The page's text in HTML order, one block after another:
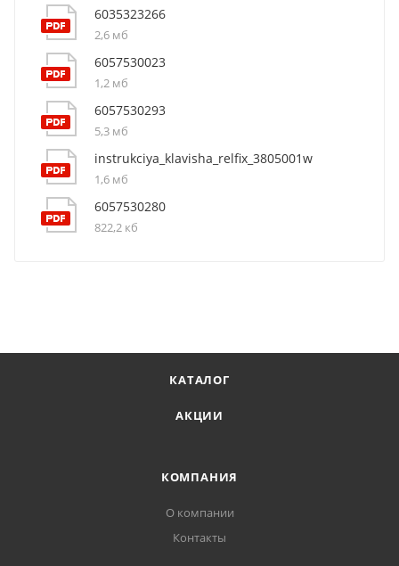
6035323266
2,6 мб
6057530023
1,2 мб
6057530293
5,3 мб
instrukciya_klavisha_relfix_3805001w
1,6 мб
6057530280
822,2 кб
КАТАЛОГ
АКЦИИ
КОМПАНИЯ
О компании
Контакты